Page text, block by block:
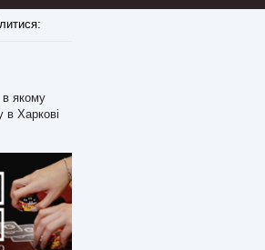
в якому
в Харкові